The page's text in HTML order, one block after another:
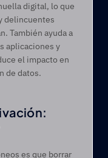
digital, lo que
delincuentes
También ayuda a
aplicaciones y
el impacto en
de datos.
es que borrar